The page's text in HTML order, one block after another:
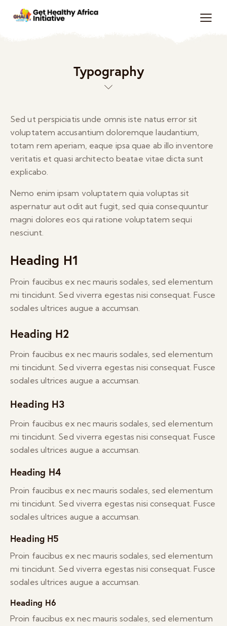
Typography
Sed ut perspiciatis unde omnis iste natus error sit
voluptatem accusantium doloremque laudantium,
totam rem aperiam, eaque ipsa quae ab illo inventore
veritatis et quasi architecto beatae vitae dicta sunt
explicabo.
Nemo enim ipsam voluptatem quia voluptas sit
aspernatur aut odit aut fugit, sed quia consequuntur
magni dolores eos qui ratione voluptatem sequi
nesciunt.
Heading H1
Proin faucibus ex nec mauris sodales, sed elementum
mi tincidunt. Sed viverra egestas nisi consequat. Fusce
sodales ultrices augue a accumsan.
Heading H2
Proin faucibus ex nec mauris sodales, sed elementum
mi tincidunt. Sed viverra egestas nisi consequat. Fusce
sodales ultrices augue a accumsan.
Heading H3
Proin faucibus ex nec mauris sodales, sed elementum
mi tincidunt. Sed viverra egestas nisi consequat. Fusce
sodales ultrices augue a accumsan.
Heading H4
Proin faucibus ex nec mauris sodales, sed elementum
mi tincidunt. Sed viverra egestas nisi consequat. Fusce
sodales ultrices augue a accumsan.
Heading H5
Proin faucibus ex nec mauris sodales, sed elementum
mi tincidunt. Sed viverra egestas nisi consequat. Fusce
sodales ultrices augue a accumsan.
Heading H6
Proin faucibus ex nec mauris sodales, sed elementum